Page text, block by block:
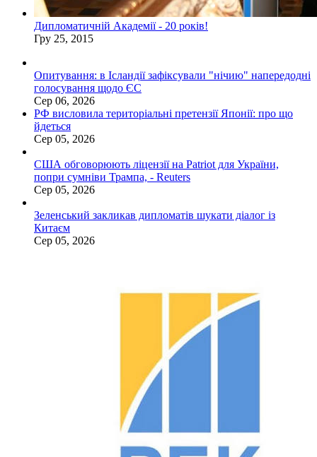
Дипломатичній Академії - 20 років!
Гру 25, 2015
Опитування: в Ісландії зафіксували "нічию" напередодні
голосування щодо ЄС
Сер 06, 2026
РФ висловила територіальні претензії Японії: про що
йдеться
Сер 05, 2026
США обговорюють ліцензії на Patriot для України,
попри сумніви Трампа, - Reuters
Сер 05, 2026
Зеленський закликав дипломатів шукати діалог із
Китаєм
Сер 05, 2026